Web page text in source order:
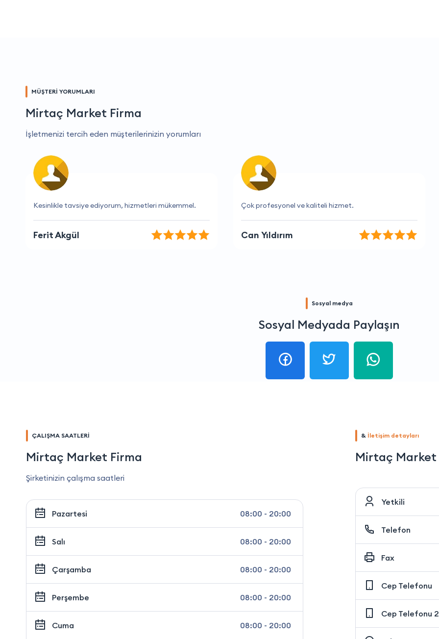
MÜŞTERİ YORUMLARI
Mirtaç Market Firma
İşletmenizi tercih eden müşterilerinizin yorumları
Çok profesyonel ve kaliteli hizmet.
Can Yıldırım
Müşteri hizmetleri çok yardımcı oluyor
Barış Özdemir
Sosyal medya
Sosyal Medyada Paylaşın
ÇALIŞMA SAATLERİ
Mirtaç Market Firma
Şirketinizin çalışma saatleri
Pazartesi 08:00 - 20:00
Salı 08:00 - 20:00
Çarşamba 08:00 - 20:00
Perşembe 08:00 - 20:00
Cuma 08:00 - 20:00
& İletişim detayları
Mirtaç Market
Yetkili
Telefon
Fax
Cep Telefonu
Cep Telefonu 2